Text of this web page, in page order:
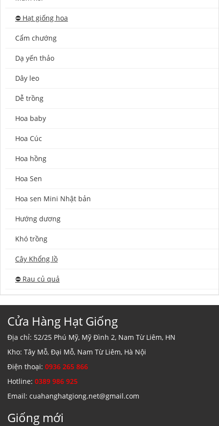
⛔️ Hạt giống hoa
Cẩm chướng
Dạ yến thảo
Dây leo
Dễ trồng
Hoa baby
Hoa Cúc
Hoa hồng
Hoa Sen
Hoa sen Mini Nhật bản
Hướng dương
Khó trồng
Cây Khổng lồ
⛔️ Rau củ quả
Cửa Hàng Hạt Giống
Địa chỉ: 52/25 Phú Mỹ, Mỹ Đình 2, Nam Từ Liêm, HN
Kho: Tây Mỗ, Đại Mỗ, Nam Từ Liêm, Hà Nội
Điện thoại: 0936 265 866
Hotline: 0389 986 925
Email: cuahanghatgiong.net@gmail.com
Giống mới